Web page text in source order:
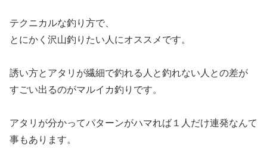
テクニカルな釣り方で、
とにかく沢山釣りたい人にオススメです。
誘い方とアタリが繊細で釣れる人と釣れない人との差が
すごい出るのがマルイカ釣りです。
アタリが分かってパターンがハマれば１人だけ連発なんて
事もあります。